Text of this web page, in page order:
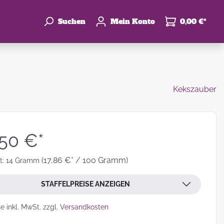
Suchen Mein Konto 0,00 €*
Kekszauber
€*
14 Gramm (17,86 €* / 100 Gramm)
STAFFELPREISE ANZEIGEN
inkl. MwSt. zzgl. Versandkosten